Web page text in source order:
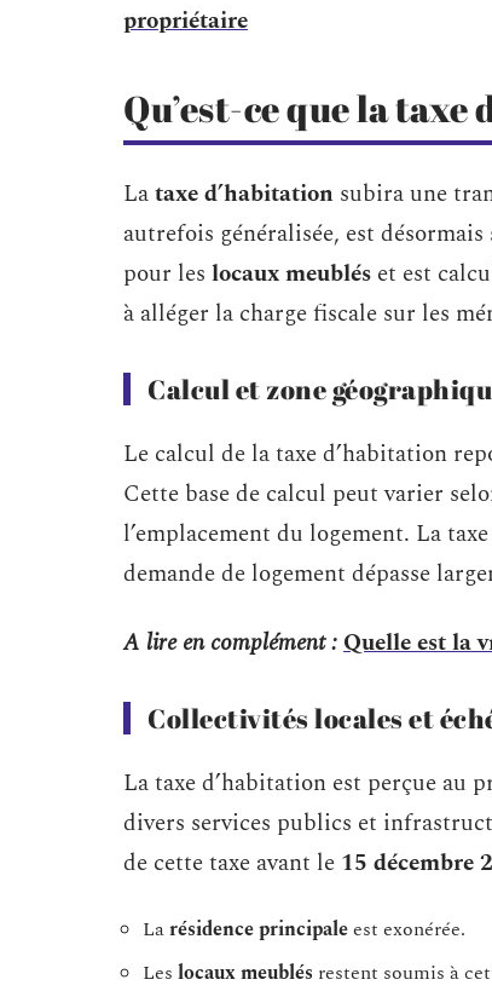
propriétaire
Qu’est-ce que la
Lataxe d’habitation subira une
autrefois généralisée, est
pour les locaux meublés et est
à alléger la charge fiscale sur les
Calcul et zone
Le calcul de la taxe d’habitation
Cette base de calcul peut varier
l’emplacement du logement. La
demande de logement dépasse
A lire en complément :Quelle est la
Collectivités locales et
La taxe d’habitation est perçue au
divers services publics et
de cette taxe avant le 15 décembre
Larésidence principaleest exonérée.
Les locaux meublés restent soumis à